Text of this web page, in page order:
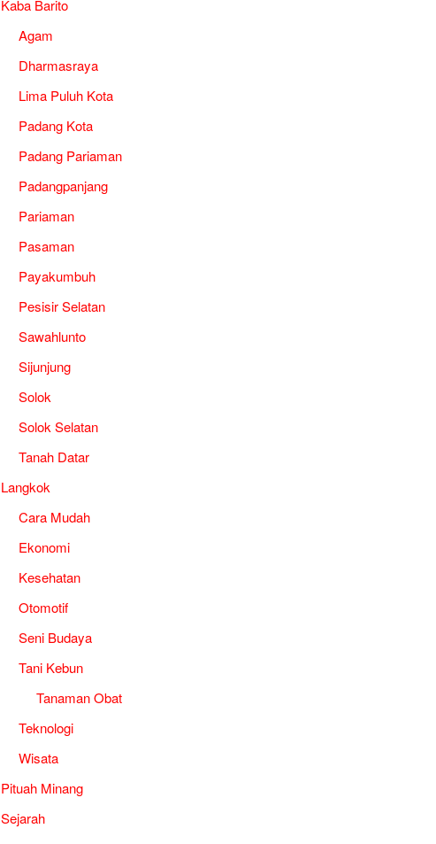
Kaba Barito
Agam
Dharmasraya
Lima Puluh Kota
Padang Kota
Padang Pariaman
Padangpanjang
Pariaman
Pasaman
Payakumbuh
Pesisir Selatan
Sawahlunto
Sijunjung
Solok
Solok Selatan
Tanah Datar
Langkok
Cara Mudah
Ekonomi
Kesehatan
Otomotif
Seni Budaya
Tani Kebun
Tanaman Obat
Teknologi
Wisata
Pituah Minang
Sejarah